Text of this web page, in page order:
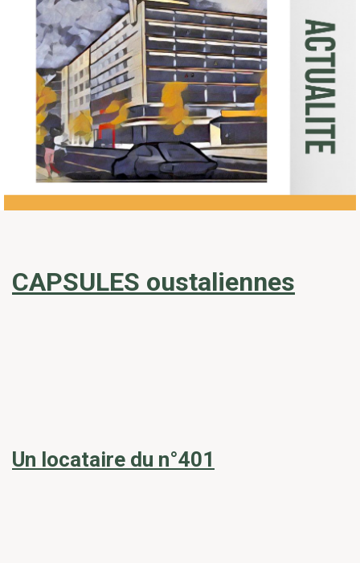
CAPSULES oustaliennes
Un locataire du n°401